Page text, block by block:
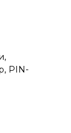
PIN-